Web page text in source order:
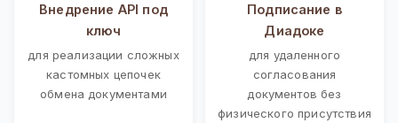
Внедрение API под
ключ
для реализации сложных
кастомных цепочек
обмена документами
Подписание в
Диадоке
для удаленного
согласования
документов без
физического присутствия